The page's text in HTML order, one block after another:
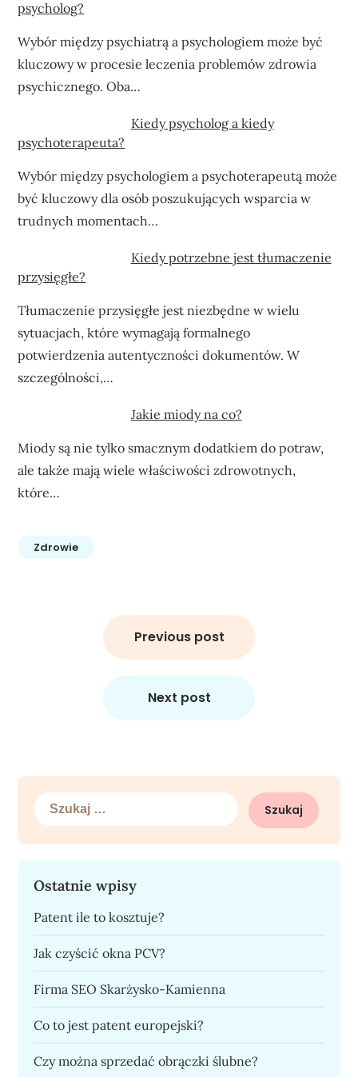
psycholog?
Wybór między psychiatrą a psychologiem może być
kluczowy w procesie leczenia problemów zdrowia
psychicznego. Oba…
Kiedy psycholog a kiedy
psychoterapeuta?
Wybór między psychologiem a psychoterapeutą może
być kluczowy dla osób poszukujących wsparcia w
trudnych momentach…
Kiedy potrzebne jest tłumaczenie
przysięgłe?
Tłumaczenie przysięgłe jest niezbędne w wielu
sytuacjach, które wymagają formalnego
potwierdzenia autentyczności dokumentów. W
szczególności,…
Jakie miody na co?
Miody są nie tylko smacznym dodatkiem do potraw,
ale także mają wiele właściwości zdrowotnych,
które…
Zdrowie
Previous post
Next post
Szukaj:
Ostatnie wpisy
Patent ile to kosztuje?
Jak czyścić okna PCV?
Firma SEO Skarżysko-Kamienna
Co to jest patent europejski?
Czy można sprzedać obrączki ślubne?